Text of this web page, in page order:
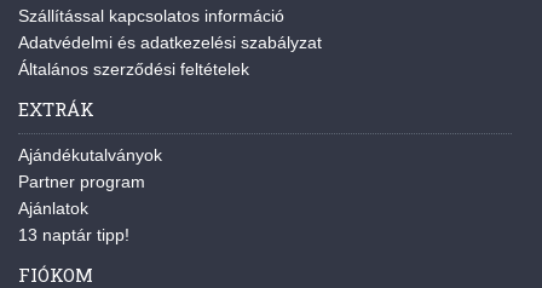
Szállítással kapcsolatos információ
Adatvédelmi és adatkezelési szabályzat
Általános szerződési feltételek
EXTRÁK
Ajándékutalványok
Partner program
Ajánlatok
13 naptár tipp!
FIÓKOM